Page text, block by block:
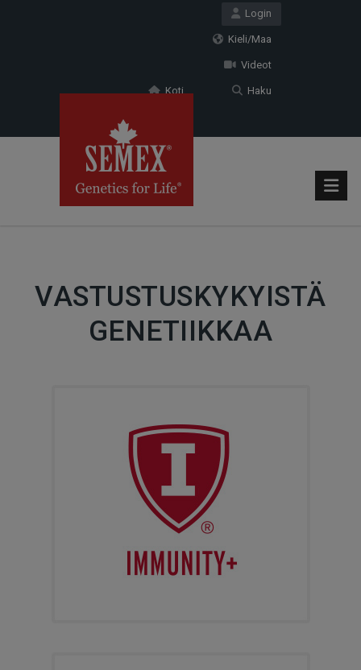
Login
Kieli/Maa
Videot
Haku
Koti
VASTUSTUSKYKYISTÄ
GENETIIKKAA